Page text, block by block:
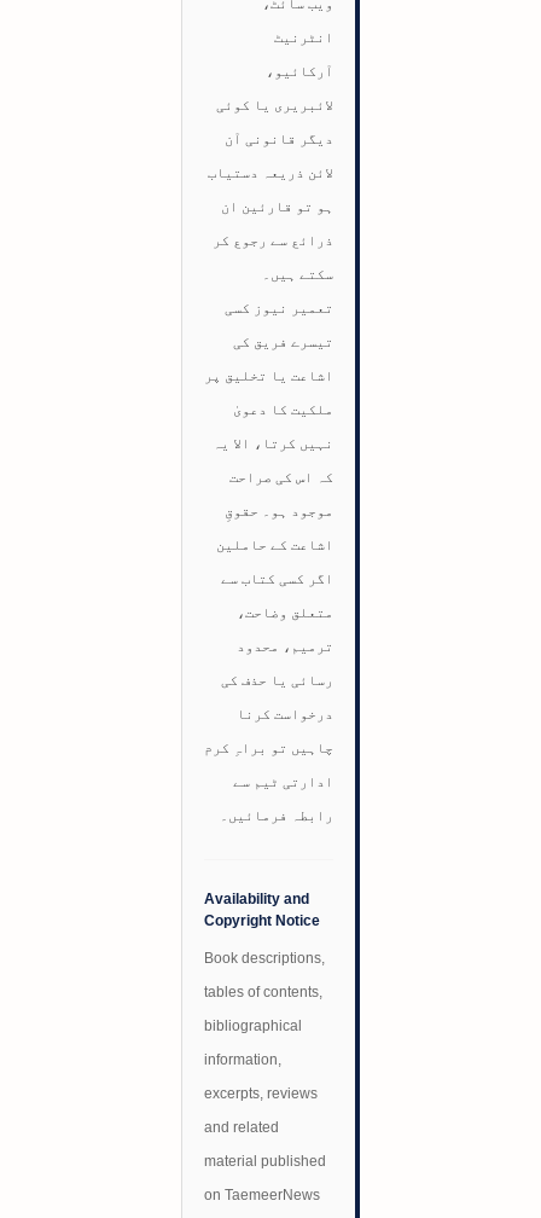
ویب سائٹ،
انٹرنیٹ
آرکائیو،
لائبریری یا کوئی
دیگر قانونی آن
لائن ذریعہ دستیاب
ہو تو قارئین ان
ذرائع سے رجوع کر
سکتے ہیں۔
تعمیر نیوز کسی
تیسرے فریق کی
اشاعت یا تخلیق پر
ملکیت کا دعویٰ
نہیں کرتا، الا یہ
کہ اس کی صراحت
موجود ہو۔ حقوقِ
اشاعت کے حاملین
اگر کسی کتاب سے
متعلق وضاحت،
ترمیم، محدود
رسائی یا حذف کی
درخواست کرنا
چاہیں تو براہِ کرم
ادارتی ٹیم سے
رابطہ فرمائیں۔
Availability and
Copyright Notice
Book descriptions,
tables of contents,
bibliographical
information,
excerpts, reviews
and related
material published
on TaemeerNews